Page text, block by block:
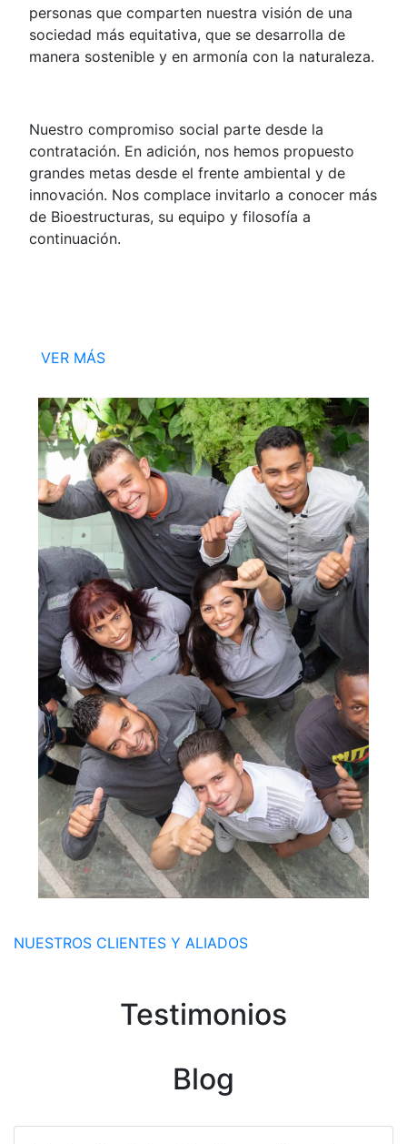
personas que comparten nuestra visión de una
sociedad más equitativa, que se desarrolla de
manera sostenible y en armonía con la naturaleza.
Nuestro compromiso social parte desde la
contratación. En adición, nos hemos propuesto
grandes metas desde el frente ambiental y de
innovación. Nos complace invitarlo a conocer más
de Bioestructuras, su equipo y filosofía a
continuación.
VER MÁS
NUESTROS CLIENTES Y ALIADOS
Testimonios
Blog